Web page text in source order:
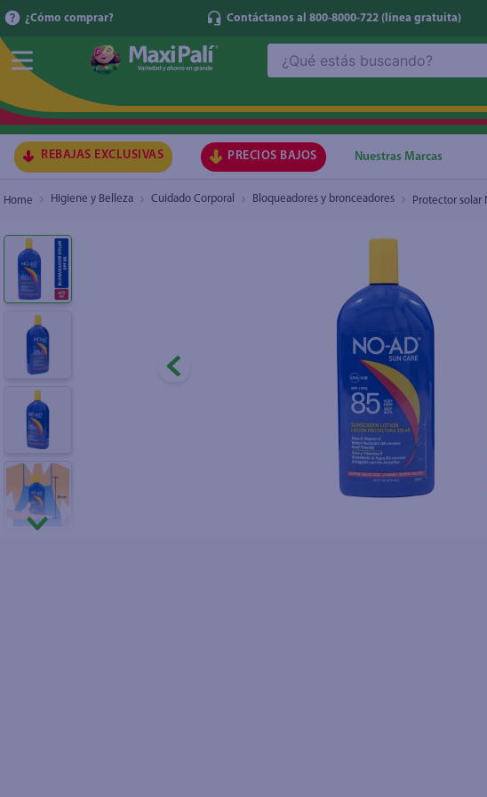
¿Cómo comprar? Contáctanos al 800-8000-722 (línea gratuita)
REBAJAS EXCLUSIVAS PRECIOS BAJOS Nuestras Marcas
Higiene y Belleza Cuidado Corporal Bloqueadores y bronceadores Protector solar
Protector solar NO AD FPS 85 - 473 ml
1.
maggi
2.
leche
cafe
7
aceite
8.
azucar
9
atun
10. frijoles